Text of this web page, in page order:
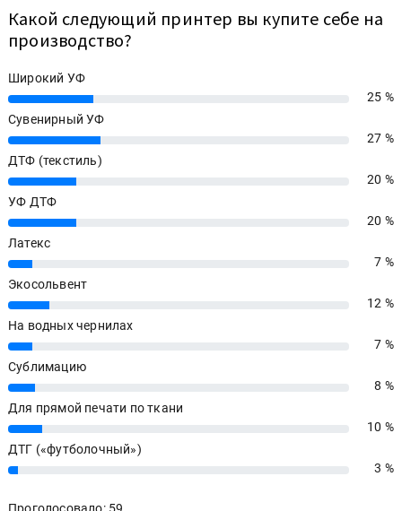
Какой следующий принтер вы купите себе на
производство?
Широкий УФ
25%
25 %
Сувенирный УФ
27%
27 %
ДТФ (текстиль)
20%
20 %
УФ ДТФ
20%
20 %
Латекс
7%
7 %
Экосольвент
12%
12 %
На водных чернилах
7%
7 %
Сублимацию
8%
8 %
Для прямой печати по ткани
10%
10 %
ДТГ («футболочный»)
3% 3 %